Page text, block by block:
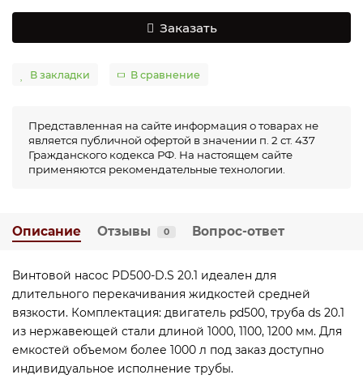
Заказать
В закладки В сравнение
Представленная на сайте информация о товарах не
является публичной офертой в значении п. 2 ст. 437
Гражданского кодекса РФ. На настоящем сайте
применяются рекомендательные технологии.
Описание Отзывы 0 Вопрос-ответ
Винтовой насос PD500-D.S 20.1 идеален для
длительного перекачивания жидкостей средней
вязкости. Комплектация: двигатель pd500, труба ds 20.1
из нержавеющей стали длиной 1000, 1100, 1200 мм. Для
емкостей объемом более 1000 л под заказ доступно
индивидуальное исполнение трубы.